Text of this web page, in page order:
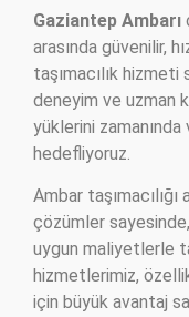
Gaziantep Ambarı
arasında güvenilir,
taşımacılık
deneyim ve uzman
yüklerini
hedefliyoruz.
Ambar
çözümler
uygun maliyetlerle
hizmetlerimiz,
için büyük avantaj